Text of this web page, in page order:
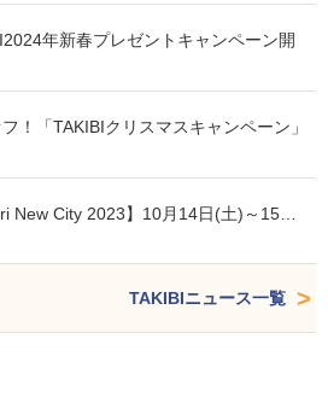
年新春プレゼントキャンペーン開
！「TAKIBIクリスマスキャンペーン」
New City 2023】10月14日(土)～15…
TAKIBIニュース一覧